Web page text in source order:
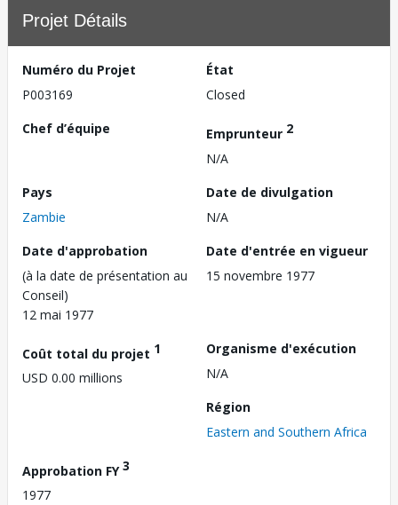
Projet Détails
Numéro du Projet
P003169
État
Closed
Chef d’équipe
Emprunteur 2
N/A
Pays
Zambie
Date de divulgation
N/A
Date d'approbation
(à la date de présentation au
Conseil)
12 mai 1977
Date d'entrée en vigueur
15 novembre 1977
Coût total du projet 1
USD 0.00 millions
Organisme d'exécution
N/A
Région
Eastern and Southern Africa
Approbation FY3
1977